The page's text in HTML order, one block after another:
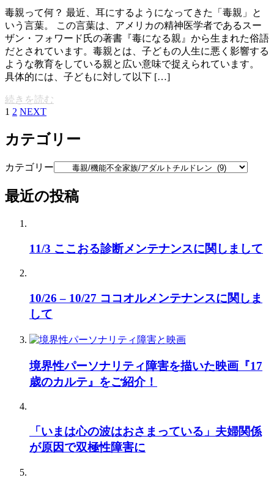
毒親って何？ 最近、耳にするようになってきた「毒親」と
いう言葉。 この言葉は、アメリカの精神医学者であるスー
ザン・フォワード氏の著書『毒になる親』から生まれた俗語
だとされています。毒親とは、子どもの人生に悪く影響する
ような教育をしている親と広い意味で捉えられています。
具体的には、子どもに対して以下 […]
続きを読む
1 2 NEXT
カテゴリー
カテゴリー
最近の投稿
11/3 ここおる診断メンテナンスに関しまして
10/26 – 10/27 ココオルメンテナンスに関しま
して
境界性パーソナリティ障害を描いた映画『17
歳のカルテ』をご紹介！
「いまは心の波はおさまっている」夫婦関係
が原因で双極性障害に